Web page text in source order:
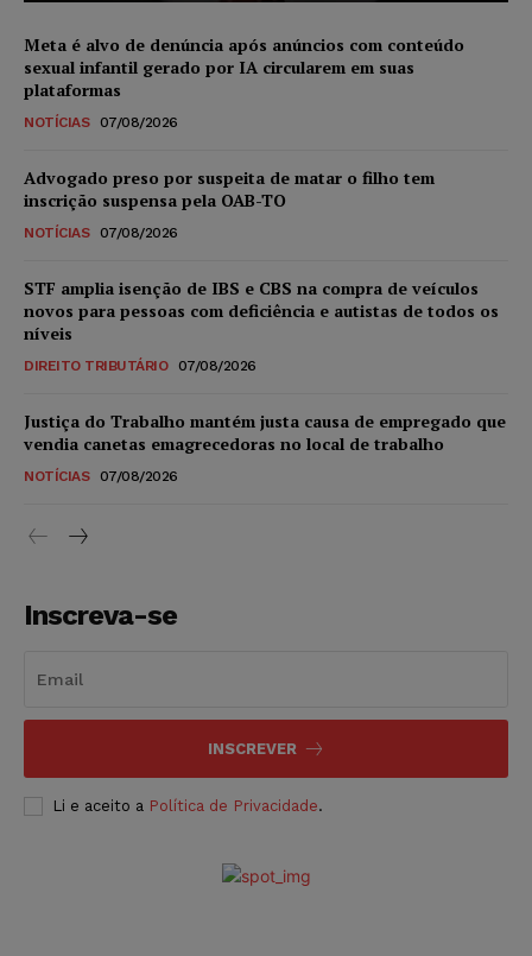
Meta é alvo de denúncia após anúncios com conteúdo
sexual infantil gerado por IA circularem em suas
plataformas
NOTÍCIAS 07/08/2026
Advogado preso por suspeita de matar o filho tem
inscrição suspensa pela OAB-TO
NOTÍCIAS 07/08/2026
STF amplia isenção de IBS e CBS na compra de veículos
novos para pessoas com deficiência e autistas de todos os
níveis
DIREITO TRIBUTÁRIO 07/08/2026
Justiça do Trabalho mantém justa causa de empregado que
vendia canetas emagrecedoras no local de trabalho
NOTÍCIAS 07/08/2026
Inscreva-se
INSCREVER
Li e aceito a Política de Privacidade.